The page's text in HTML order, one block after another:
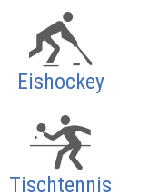
Eishockey
Tischtennis